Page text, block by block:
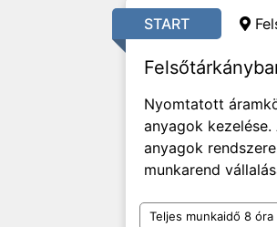
START
Nyomtatott
anyagok
anyagok
munkarend
Teljes munkaidő 8 óra